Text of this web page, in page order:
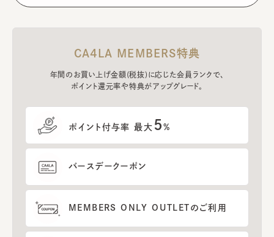
CA4LA MEMBERS特典
年間のお買い上げ金額(税抜)に応じた会員ランクで、
ポイント還元率や特典がアップグレード。
ポイント付与率 最大 5%
バースデークーポン
MEMBERS ONLY OUTLETのご利用